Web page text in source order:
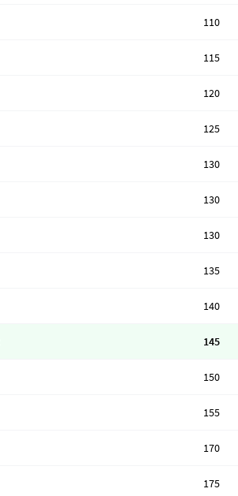
110
115
120
125
130
130
130
135
140
145
150
155
170
175